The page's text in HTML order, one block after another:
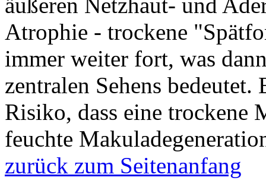
Atrophie - trockene
immer weiter fort, was
zentralen Sehens bedeutet.
Risiko, dass eine trockene
feuchte
zurück zum Seitenanfang